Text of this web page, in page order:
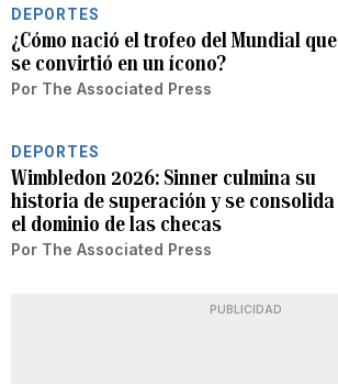
DEPORTES
¿Cómo nació el trofeo del Mundial que
se convirtió en un ícono?
Por The Associated Press
DEPORTES
Wimbledon 2026: Sinner culmina su
historia de superación y se consolida
el dominio de las checas
Por The Associated Press
PUBLICIDAD